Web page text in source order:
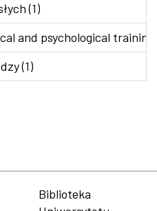
(1)
and psychological
(1)
Biblioteka